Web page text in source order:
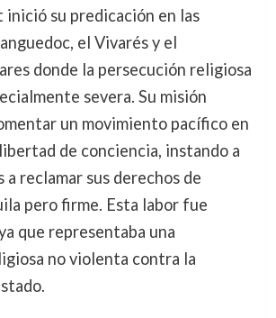
su predicación en las
el Vivarés y el
donde la persecución religiosa
severa. Su misión
un movimiento pacífico en
de conciencia, instando a
a reclamar sus derechos de
pero firme. Esta labor fue
que representaba una
no violenta contra la